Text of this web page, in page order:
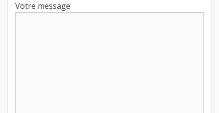
Votre message